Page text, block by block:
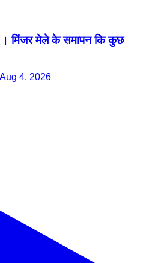
मिंजर मेले के समापन कि कुछ
4, 2026